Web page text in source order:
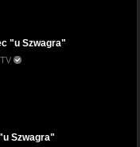
"u Szwagra"
Szwagra"